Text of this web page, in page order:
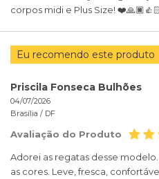
corpos midi e Plus Size!
Eu recomendo este produto
Priscila Fonseca Bulhões
04/07/2026
Brasília / DF
Avaliação do Produto
Adorei as regatas desse
as cores. Leve, fresca,